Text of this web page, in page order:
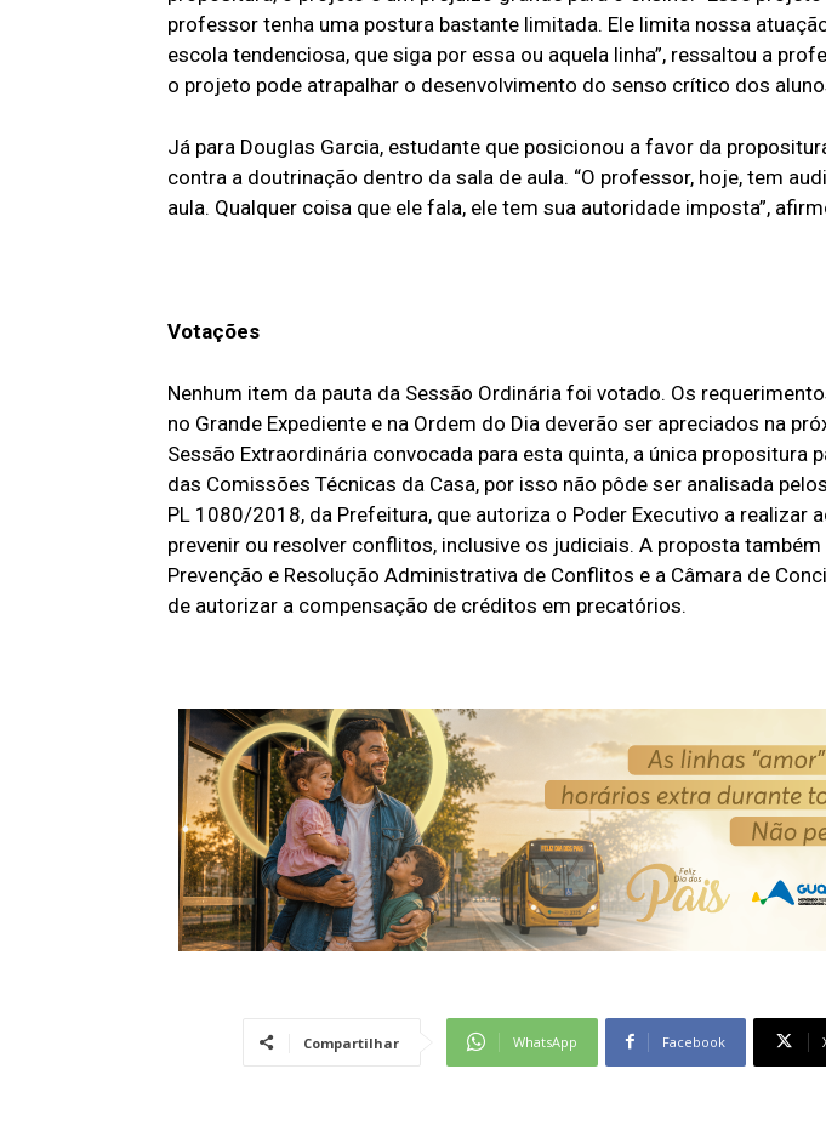
professor tenha uma postura bastante limitada. Ele limita nossa
escola tendenciosa, que siga por essa ou aquela linha”, ressaltou a
o projeto pode atrapalhar o desenvolvimento do senso crítico dos
Já para Douglas Garcia, estudante que posicionou a favor da
contra a doutrinação dentro da sala de aula. “O professor, hoje, tem
aula. Qualquer coisa que ele fala, ele tem sua autoridade imposta”,
Votações
Nenhum item da pauta da Sessão Ordinária foi votado. Os
no Grande Expediente e na Ordem do Dia deverão ser apreciados na
Sessão Extraordinária convocada para esta quinta, a única propositura
das Comissões Técnicas da Casa, por isso não pôde ser analisada
PL 1080/2018, da Prefeitura, que autoriza o Poder Executivo a realizar
prevenir ou resolver conflitos, inclusive os judiciais. A proposta
Prevenção e Resolução Administrativa de Conflitos e a Câmara de
de autorizar a compensação de créditos em precatórios.
Compartilhar WhatsApp Facebook